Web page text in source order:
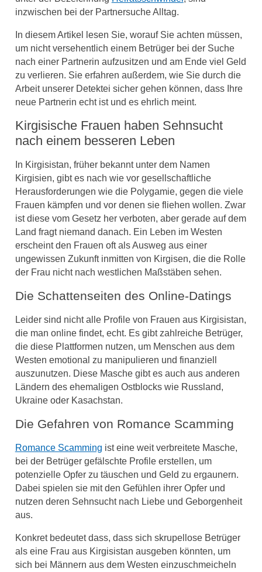
inzwischen bei der Partnersuche Alltag.
In diesem Artikel lesen Sie, worauf Sie achten müssen,
um nicht versehentlich einem Betrüger bei der Suche
nach einer Partnerin aufzusitzen und am Ende viel Geld
zu verlieren. Sie erfahren außerdem, wie Sie durch die
Arbeit unserer Detektei sicher gehen können, dass Ihre
neue Partnerin echt ist und es ehrlich meint.
Kirgisische Frauen haben Sehnsucht
nach einem besseren Leben
In Kirgisistan, früher bekannt unter dem Namen
Kirgisien, gibt es nach wie vor gesellschaftliche
Herausforderungen wie die Polygamie, gegen die viele
Frauen kämpfen und vor denen sie fliehen wollen. Zwar
ist diese vom Gesetz her verboten, aber gerade auf dem
Land fragt niemand danach. Ein Leben im Westen
erscheint den Frauen oft als Ausweg aus einer
ungewissen Zukunft inmitten von Kirgisen, die die Rolle
der Frau nicht nach westlichen Maßstäben sehen.
Die Schattenseiten des Online-Datings
Leider sind nicht alle Profile von Frauen aus Kirgisistan,
die man online findet, echt. Es gibt zahlreiche Betrüger,
die diese Plattformen nutzen, um Menschen aus dem
Westen emotional zu manipulieren und finanziell
auszunutzen. Diese Masche gibt es auch aus anderen
Ländern des ehemaligen Ostblocks wie Russland,
Ukraine oder Kasachstan.
Die Gefahren von Romance Scamming
Romance Scamming ist eine weit verbreitete Masche,
bei der Betrüger gefälschte Profile erstellen, um
potenzielle Opfer zu täuschen und Geld zu ergaunern.
Dabei spielen sie mit den Gefühlen ihrer Opfer und
nutzen deren Sehnsucht nach Liebe und Geborgenheit
aus.
Konkret bedeutet dass, dass sich skrupellose Betrüger
als eine Frau aus Kirgisistan ausgeben könnten, um
sich bei Männern aus dem Westen einzuschmeicheln